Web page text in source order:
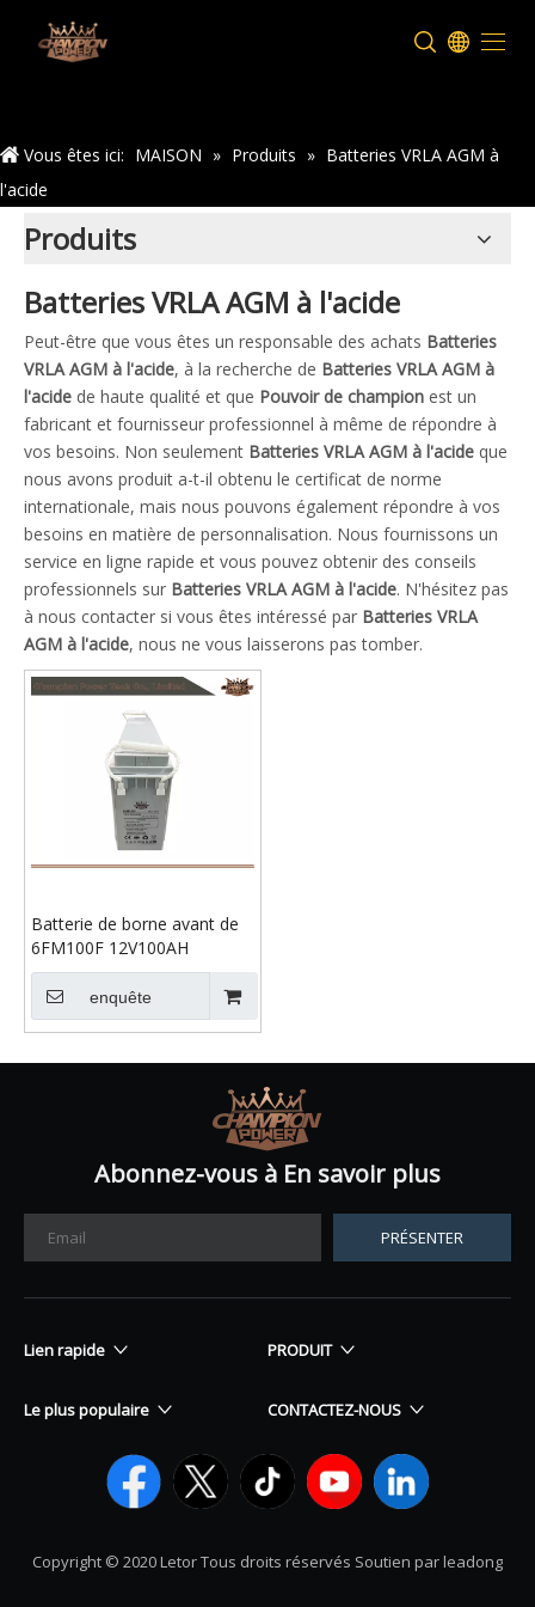
Vous êtes ici: MAISON » Produits » Batteries VRLA AGM à
l'acide
Produits
Batteries VRLA AGM à l'acide
Peut-être que vous êtes un responsable des achats Batteries
VRLA AGM à l'acide, à la recherche de Batteries VRLA AGM à
l'acide de haute qualité et que Pouvoir de champion est un
fabricant et fournisseur professionnel à même de répondre à
vos besoins. Non seulement Batteries VRLA AGM à l'acide que
nous avons produit a-t-il obtenu le certificat de norme
internationale, mais nous pouvons également répondre à vos
besoins en matière de personnalisation. Nous fournissons un
service en ligne rapide et vous pouvez obtenir des conseils
professionnels sur Batteries VRLA AGM à l'acide. N'hésitez pas
à nous contacter si vous êtes intéressé par Batteries VRLA
AGM à l'acide, nous ne vous laisserons pas tomber.
Batterie de borne avant de
6FM100F 12V100AH
enquête
Abonnez-vous à En savoir plus
PRÉSENTER
Lien rapide PRODUIT
Le plus populaire CONTACTEZ-NOUS
Copyright © 2020 Letor Tous droits réservés Soutien par leadong